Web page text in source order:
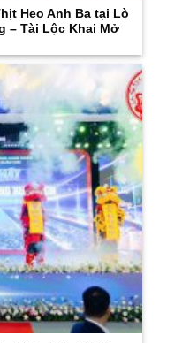
Heo Anh Ba tại Lò
– Tài Lộc Khai Mở